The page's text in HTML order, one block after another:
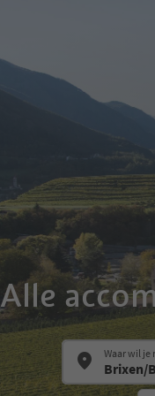
Alle
Waar wil je